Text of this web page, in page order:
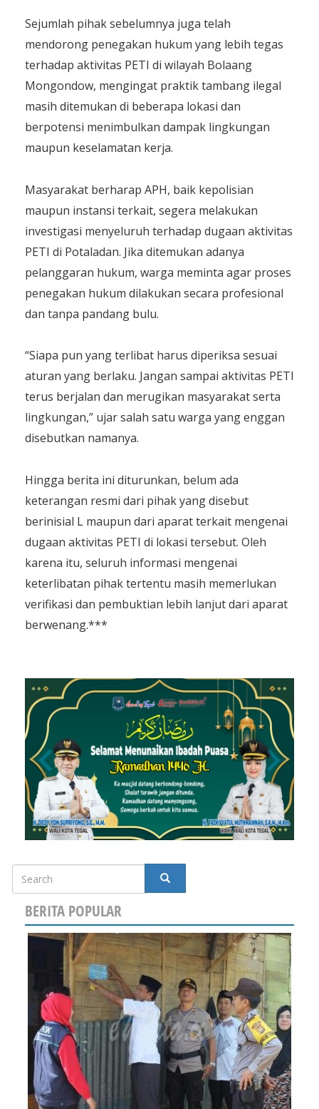
Sejumlah pihak sebelumnya juga telah
mendorong penegakan hukum yang lebih tegas
terhadap aktivitas PETI di wilayah Bolaang
Mongondow, mengingat praktik tambang ilegal
masih ditemukan di beberapa lokasi dan
berpotensi menimbulkan dampak lingkungan
maupun keselamatan kerja.
Masyarakat berharap APH, baik kepolisian
maupun instansi terkait, segera melakukan
investigasi menyeluruh terhadap dugaan aktivitas
PETI di Potaladan. Jika ditemukan adanya
pelanggaran hukum, warga meminta agar proses
penegakan hukum dilakukan secara profesional
dan tanpa pandang bulu.
“Siapa pun yang terlibat harus diperiksa sesuai
aturan yang berlaku. Jangan sampai aktivitas PETI
terus berjalan dan merugikan masyarakat serta
lingkungan,” ujar salah satu warga yang enggan
disebutkan namanya.
Hingga berita ini diturunkan, belum ada
keterangan resmi dari pihak yang disebut
berinisial L maupun dari aparat terkait mengenai
dugaan aktivitas PETI di lokasi tersebut. Oleh
karena itu, seluruh informasi mengenai
keterlibatan pihak tertentu masih memerlukan
verifikasi dan pembuktian lebih lanjut dari aparat
berwenang.***
Search
SEARCH
BERITA POPULAR